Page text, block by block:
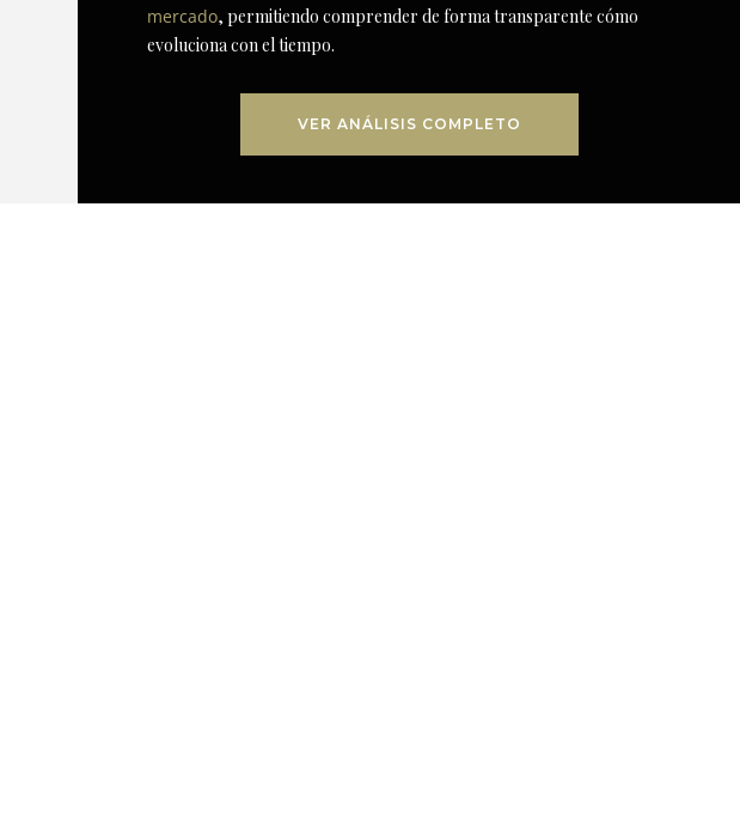
mercado, permitiendo comprender de forma transparente cómo
evoluciona con el tiempo.
VER ANÁLISIS COMPLETO